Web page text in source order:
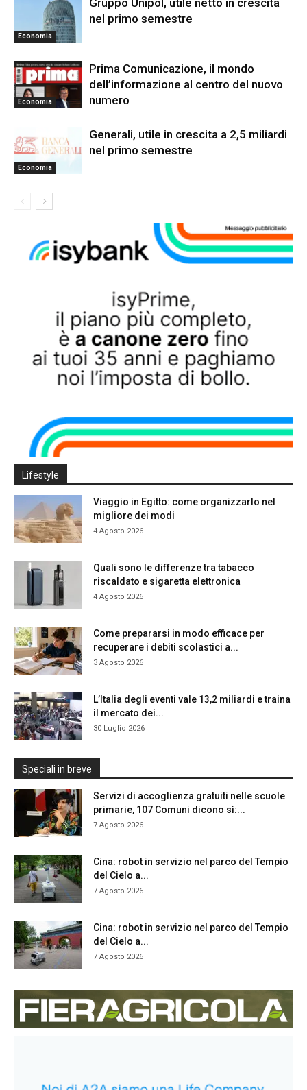
Economia
Gruppo Unipol, utile netto in crescita
nel primo semestre
Economia
Prima Comunicazione, il mondo
dell’informazione al centro del nuovo
numero
Economia
Generali, utile in crescita a 2,5 miliardi
nel primo semestre
Lifestyle
Viaggio in Egitto: come organizzarlo nel
migliore dei modi
4 Agosto 2026
Quali sono le differenze tra tabacco
riscaldato e sigaretta elettronica
4 Agosto 2026
Come prepararsi in modo efficace per
recuperare i debiti scolastici a...
3 Agosto 2026
L’Italia degli eventi vale 13,2 miliardi e traina
il mercato dei...
30 Luglio 2026
Speciali in breve
Servizi di accoglienza gratuiti nelle scuole
primarie, 107 Comuni dicono sì:...
7 Agosto 2026
Cina: robot in servizio nel parco del Tempio
del Cielo a...
7 Agosto 2026
Cina: robot in servizio nel parco del Tempio
del Cielo a...
7 Agosto 2026